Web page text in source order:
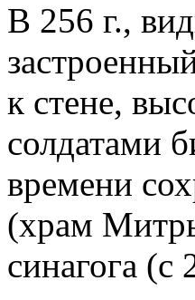
В 256 г.,
к стене,
солдатами
времени
(храм
синагога (с